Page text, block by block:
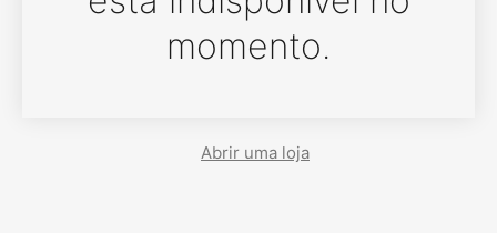
momento.
Abrir uma loja